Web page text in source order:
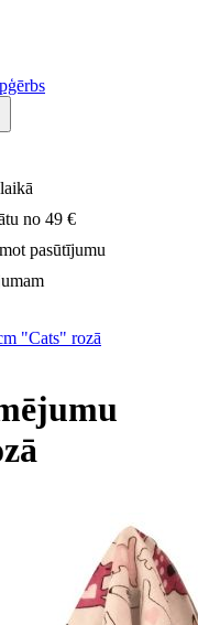
no 49 €
pasūtījumu
"Cats" rozā